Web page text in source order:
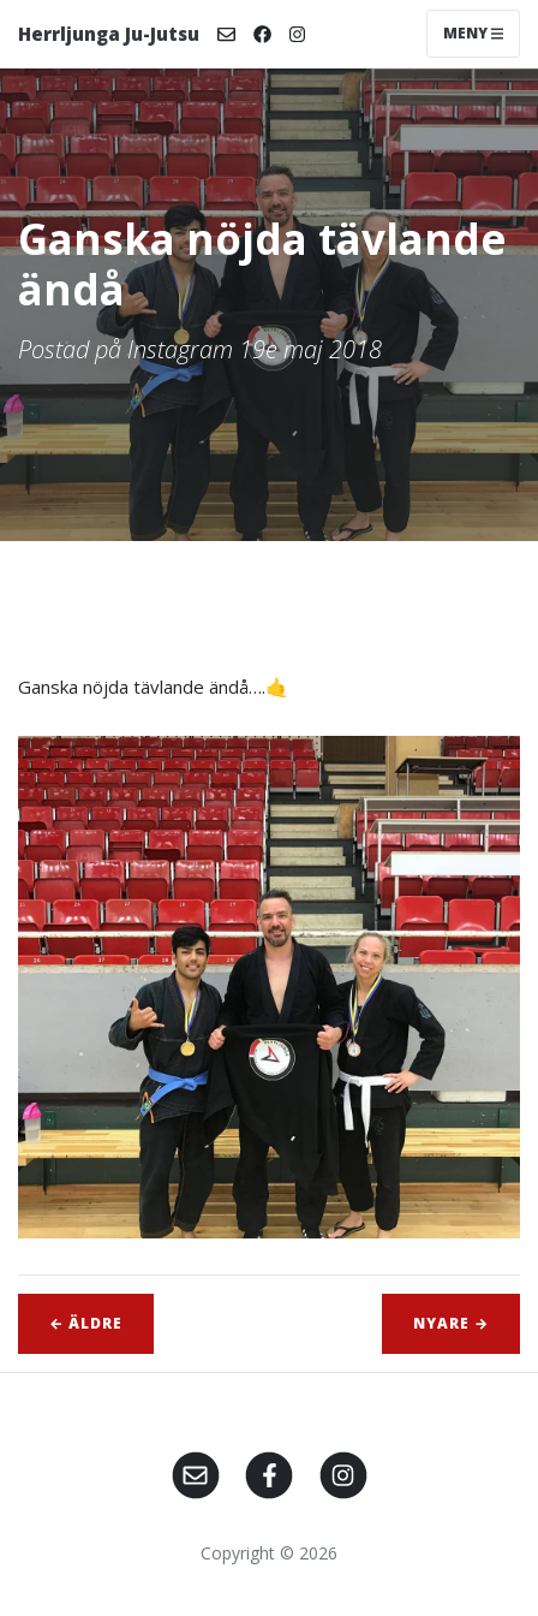
Herrljunga Ju-Jutsu MENY
Ganska nöjda tävlande
ändå
Postad på Instagram 19e maj 2018
Ganska nöjda tävlande ändå….🤙
← ÄLDRE NYARE →
Copyright © 2026